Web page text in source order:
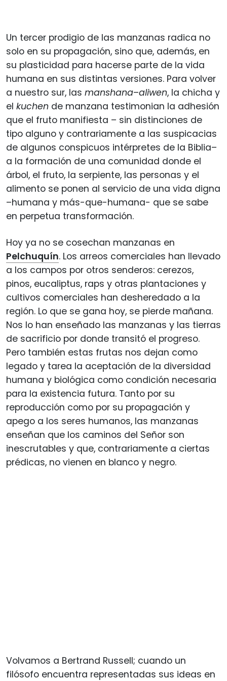
Un tercer prodigio de las manzanas radica no
solo en su propagación, sino que, además, en
su plasticidad para hacerse parte de la vida
humana en sus distintas versiones. Para volver
a nuestro sur, las manshana–aliwen, la chicha y
el kuchen de manzana testimonian la adhesión
que el fruto manifiesta – sin distinciones de
tipo alguno y contrariamente a las suspicacias
de algunos conspicuos intérpretes de la Biblia–
a la formación de una comunidad donde el
árbol, el fruto, la serpiente, las personas y el
alimento se ponen al servicio de una vida digna
–humana y más-que-humana- que se sabe
en perpetua transformación.
Hoy ya no se cosechan manzanas en
Pelchuquín. Los arreos comerciales han llevado
a los campos por otros senderos: cerezos,
pinos, eucaliptus, raps y otras plantaciones y
cultivos comerciales han desheredado a la
región. Lo que se gana hoy, se pierde mañana.
Nos lo han enseñado las manzanas y las tierras
de sacrificio por donde transitó el progreso.
Pero también estas frutas nos dejan como
legado y tarea la aceptación de la diversidad
humana y biológica como condición necesaria
para la existencia futura. Tanto por su
reproducción como por su propagación y
apego a los seres humanos, las manzanas
enseñan que los caminos del Señor son
inescrutables y que, contrariamente a ciertas
prédicas, no vienen en blanco y negro.
Volvamos a Bertrand Russell; cuando un
filósofo encuentra representadas sus ideas en